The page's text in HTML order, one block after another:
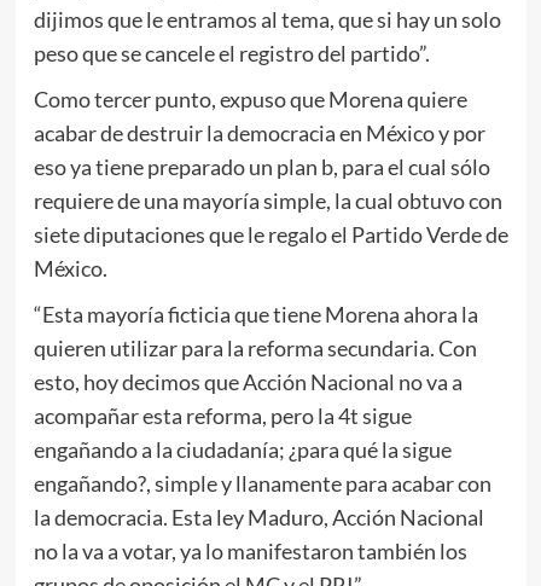
dijimos que le entramos al tema, que si hay un solo
peso que se cancele el registro del partido”.
Como tercer punto, expuso que Morena quiere
acabar de destruir la democracia en México y por
eso ya tiene preparado un plan b, para el cual sólo
requiere de una mayoría simple, la cual obtuvo con
siete diputaciones que le regalo el Partido Verde de
México.
“Esta mayoría ficticia que tiene Morena ahora la
quieren utilizar para la reforma secundaria. Con
esto, hoy decimos que Acción Nacional no va a
acompañar esta reforma, pero la 4t sigue
engañando a la ciudadanía; ¿para qué la sigue
engañando?, simple y llanamente para acabar con
la democracia. Esta ley Maduro, Acción Nacional
no la va a votar, ya lo manifestaron también los